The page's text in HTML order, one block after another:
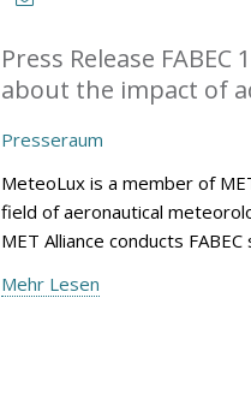
Press Release
about the impact of
Presseraum
MeteoLux is a member of
field of aeronautical
MET Alliance conducts
Mehr Lesen